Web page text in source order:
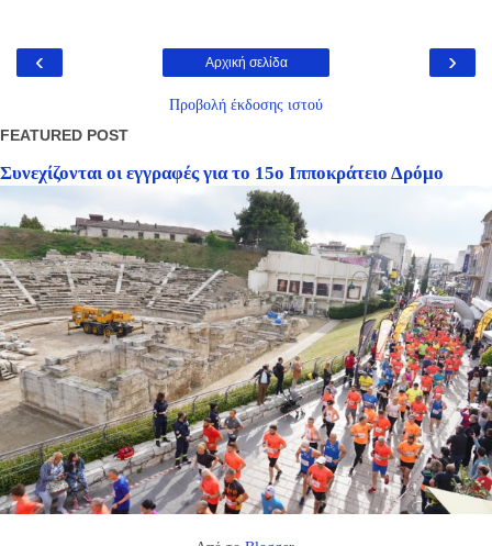
‹ ›
Αρχική σελίδα
Προβολή έκδοσης ιστού
FEATURED POST
Συνεχίζονται οι εγγραφές για το 15ο Ιπποκράτειο Δρόμο